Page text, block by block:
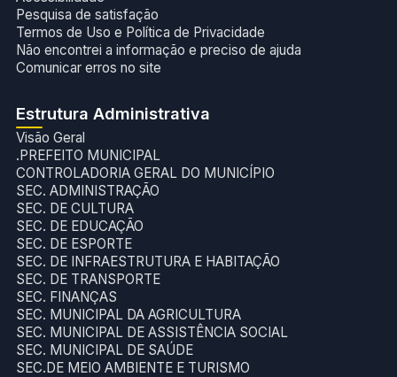
Pesquisa de satisfação
Termos de Uso e Política de Privacidade
Não encontrei a informação e preciso de ajuda
Comunicar erros no site
Estrutura Administrativa
Visão Geral
.PREFEITO MUNICIPAL
CONTROLADORIA GERAL DO MUNICÍPIO
SEC. ADMINISTRAÇÃO
SEC. DE CULTURA
SEC. DE EDUCAÇÃO
SEC. DE ESPORTE
SEC. DE INFRAESTRUTURA E HABITAÇÃO
SEC. DE TRANSPORTE
SEC. FINANÇAS
SEC. MUNICIPAL DA AGRICULTURA
SEC. MUNICIPAL DE ASSISTÊNCIA SOCIAL
SEC. MUNICIPAL DE SAÚDE
SEC.DE MEIO AMBIENTE E TURISMO